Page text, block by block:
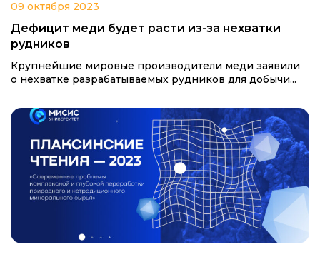
09 октября 2023
Дефицит меди будет расти из-за нехватки
рудников
Крупнейшие мировые производители меди заявили
о нехватке разрабатываемых рудников для добычи...